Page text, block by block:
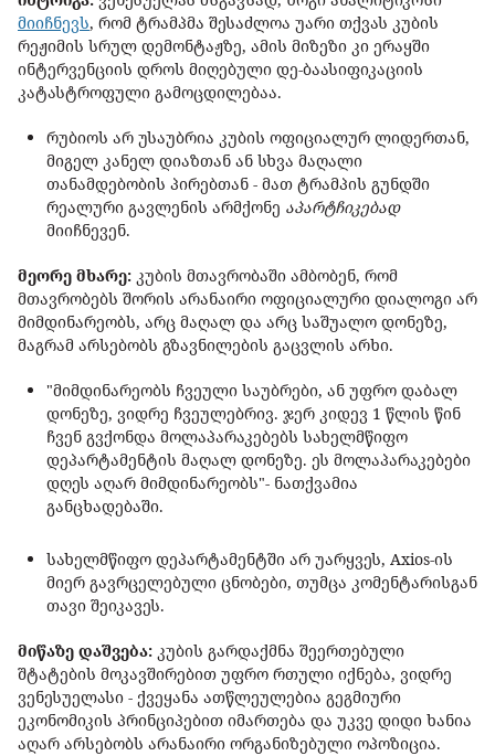
მიიჩნევს, რომ ტრამპმა შესაძლოა უარი თქვას კუბის
რეჟიმის სრულ დემონტაჟზე, ამის მიზეზი კი ერაყში
ინტერვენციის დროს მიღებული დე-ბაასიფიკაციის
კატასტროფული გამოცდილებაა.
რუბიოს არ უსაუბრია კუბის ოფიციალურ ლიდერთან,
მიგელ კანელ დიაზთან ან სხვა მაღალი
თანამდებობის პირებთან - მათ ტრამპის გუნდში
რეალური გავლენის არმქონე აპარტჩიკებად
მიიჩნევენ.
მეორე მხარე: კუბის მთავრობაში ამბობენ, რომ
მთავრობებს შორის არანაირი ოფიციალური დიალოგი არ
მიმდინარეობს, არც მაღალ და არც საშუალო დონეზე,
მაგრამ არსებობს გზავნილების გაცვლის არხი.
"მიმდინარეობს ჩვეული საუბრები, ან უფრო დაბალ
დონეზე, ვიდრე ჩვეულებრივ. ჯერ კიდევ 1 წლის წინ
ჩვენ გვქონდა მოლაპარაკებებს სახელმწიფო
დეპარტამენტის მაღალ დონეზე. ეს მოლაპარაკებები
დღეს აღარ მიმდინარეობს"- ნათქვამია
განცხადებაში.
სახელმწიფო დეპარტამენტში არ უარყვეს, Axios-ის
მიერ გავრცელებული ცნობები, თუმცა კომენტარისგან
თავი შეიკავეს.
მიწაზე დაშვება: კუბის გარდაქმნა შეერთებული
შტატების მოკავშირებით უფრო რთული იქნება, ვიდრე
ვენესუელასი - ქვეყანა ათწლეულებია გეგმიური
ეკონომიკის პრინციპებით იმართება და უკვე დიდი ხანია
აღარ არსებობს არანაირი ორგანიზებული ოპოზიცია.